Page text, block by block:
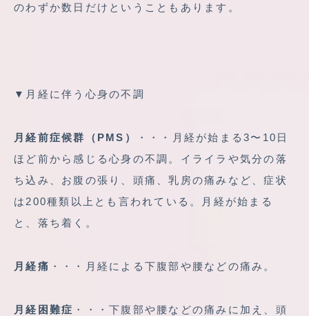
のわずか数日だけということもあります。
▼月経に伴う心身の不調
月経前症候群（PMS）
・・・月経が始まる3〜10日
ほど前から感じる心身の不調。イライラや気分の落
ち込み、お腹の張り、頭痛、乳房の痛みなど、症状
は200種類以上とも言われている。月経が始まる
と、落ち着く。
月経痛 ・・・月経による下腹部や腰などの痛み。
月経困難症 ・・・下腹部や腰などの痛みに加え、頭